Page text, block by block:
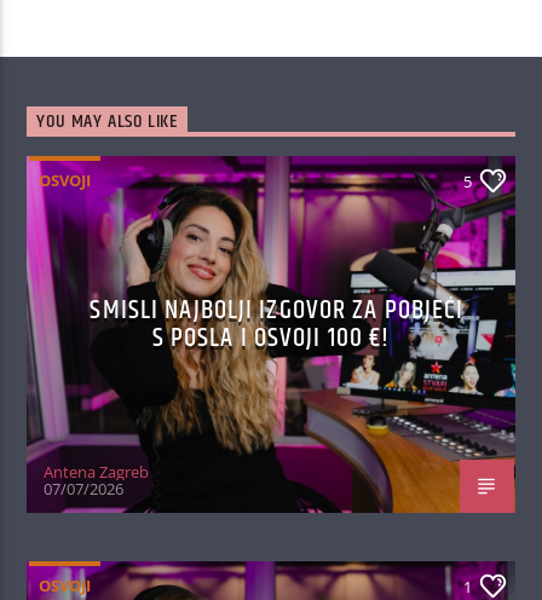
YOU MAY ALSO LIKE
OSVOJI 5
SMISLI NAJBOLJI IZGOVOR ZA POBJEĆI
S POSLA I OSVOJI 100 €!
Antena Zagreb
07/07/2026
OSVOJI 1